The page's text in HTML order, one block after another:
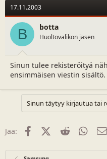
17.11.2003
B botta
Huoltovalikon jäsen
Sinun tulee rekisteröityä
ensimmäisen viestin sisältö.
Sinun täytyy kirjautua tai
Jaa: FacebookX (Twitter)
Reddit